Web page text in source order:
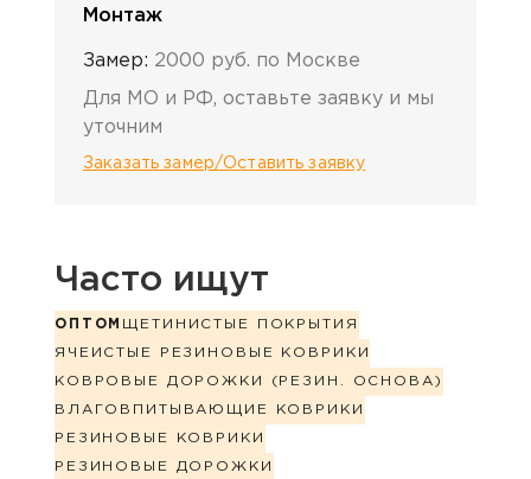
Монтаж
Замер: 2000 руб. по Москве
Для МО и РФ, оставьте заявку и мы
уточним
Заказать замер/Оставить заявку
Часто ищут
ОПТОМ ЩЕТИНИСТЫЕ ПОКРЫТИЯ
ЯЧЕИСТЫЕ РЕЗИНОВЫЕ КОВРИКИ
КОВРОВЫЕ ДОРОЖКИ (РЕЗИН. ОСНОВА)
ВЛАГОВПИТЫВАЮЩИЕ КОВРИКИ
РЕЗИНОВЫЕ КОВРИКИ
РЕЗИНОВЫЕ ДОРОЖКИ